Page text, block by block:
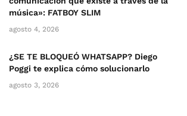
música»: FATBOY SLIM
agosto 4, 2026
¿SE TE BLOQUEÓ WHATSAPP? Diego
Poggi te explica cómo solucionarlo
agosto 3, 2026